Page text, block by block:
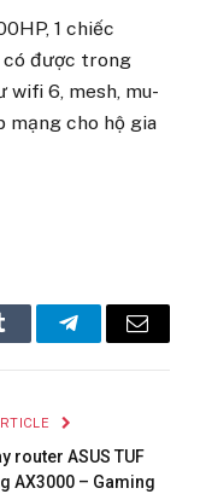
1 chiếc
được trong
wifi 6, mesh, mu-
mạng cho hộ gia
TelegramEmail
router ASUS TUF
AX3000 – Gaming